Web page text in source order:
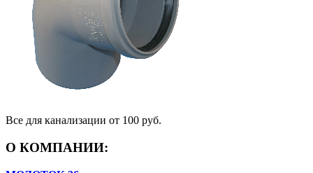
Все для канализации от 100 руб.
О КОМПАНИИ: